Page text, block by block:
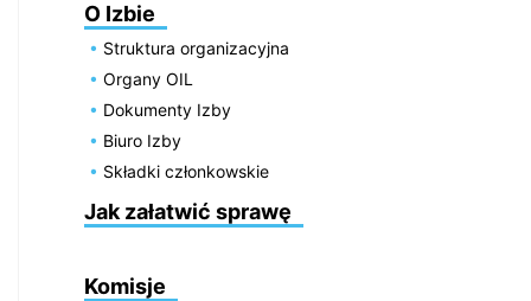
O Izbie
Struktura organizacyjna
Organy OIL
Dokumenty Izby
Biuro Izby
Składki członkowskie
Jak załatwić sprawę
Komisje